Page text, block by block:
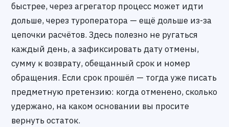
быстрее, через агрегатор процесс может идти
дольше, через туроператора — ещё дольше из-за
цепочки расчётов. Здесь полезно не ругаться
каждый день, а зафиксировать дату отмены,
сумму к возврату, обещанный срок и номер
обращения. Если срок прошёл — тогда уже писать
предметную претензию: когда отменено, сколько
удержано, на каком основании вы просите
вернуть остаток.